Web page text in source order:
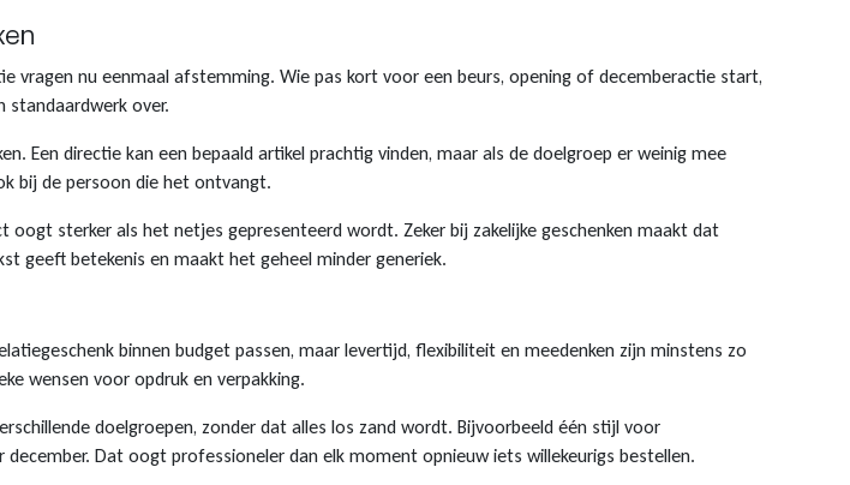
nu eenmaal afstemming. Wie pas kort voor een beurs, opening of decemberactie start,
standaardwerk over.
Een directie kan een bepaald artikel prachtig vinden, maar als de doelgroep er weinig mee
bij de persoon die het ontvangt.
sterker als het netjes gepresenteerd wordt. Zeker bij zakelijke geschenken maakt dat
geeft betekenis en maakt het geheel minder generiek.
binnen budget passen, maar levertijd, flexibiliteit en meedenken zijn minstens zo
wensen voor opdruk en verpakking.
doelgroepen, zonder dat alles los zand wordt. Bijvoorbeeld één stijl voor
Dat oogt professioneler dan elk moment opnieuw iets willekeurigs bestellen.